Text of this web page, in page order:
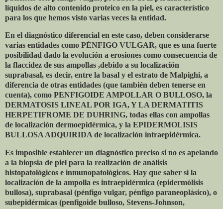
líquidos de alto contenido proteico en la piel, es característico
para los que hemos visto varias veces la entidad.
En el diagnóstico diferencial en este caso, deben considerarse
varias entidades como PÉNFIGO VULGAR, que es una fuerte
posibilidad dado la evolución a erosiones como consecuencia de
la flaccidez de sus ampollas ,debido a su localización
suprabasal, es decir, entre la basal y el estrato de Malpighi, a
diferencia de otras entidades (que también deben tenerse en
cuenta), como PENFIGOIDE AMPOLLAR O BULLOSO, la
DERMATOSIS LINEAL POR IGA, Y LA DERMATITIS
HERPETIFROME DE DUHRING, todas ellas con ampollas
de localización dermoepidérmica, y la EPIDERMOLISIS
BULLOSA ADQUIRIDA de localización intraepidérmica.
Es imposible establecer un diagnóstico preciso si no es apelando
a la biopsia de piel para la realización de análisis
histopatológicos e inmunopatológicos. Hay que saber si la
localización de la ampolla es intraepidérmica (epidermólisis
bullosa), suprabasal (pénfigo vulgar, pénfigo paraneoplásico), o
subepidérmicas (penfigoide bulloso, Stevens-Johnson,